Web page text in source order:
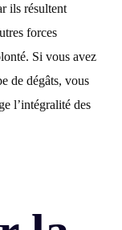
ils résultent
forces
Si vous avez
de dégâts, vous
l’intégralité des